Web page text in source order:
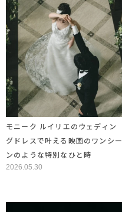
モニーク ルイリエのウェディン
グドレスで叶える映画のワンシー
ンのような特別なひと時
2026.05.30